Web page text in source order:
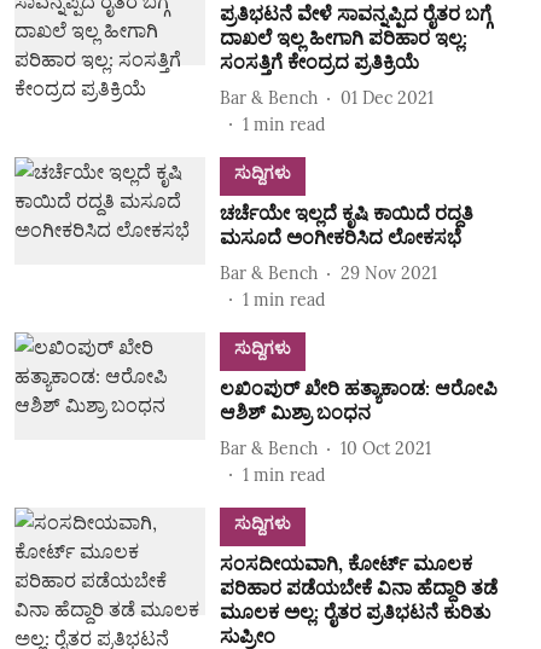
ಪ್ರತಿಭಟನೆ ವೇಳೆ ಸಾವನ್ನಪ್ಪಿದ ರೈತರ ಬಗ್ಗೆ
ದಾಖಲೆ ಇಲ್ಲ ಹೀಗಾಗಿ ಪರಿಹಾರ ಇಲ್ಲ:
ಸಂಸತ್ತಿಗೆ ಕೇಂದ್ರದ ಪ್ರತಿಕ್ರಿಯೆ
Bar & Bench
01 Dec 2021
1 min read
ಸುದ್ದಿಗಳು
ಚರ್ಚೆಯೇ ಇಲ್ಲದೆ ಕೃಷಿ ಕಾಯಿದೆ ರದ್ದತಿ
ಮಸೂದೆ ಅಂಗೀಕರಿಸಿದ ಲೋಕಸಭೆ
Bar & Bench
29 Nov 2021
1 min read
ಸುದ್ದಿಗಳು
ಲಖಿಂಪುರ್ ಖೇರಿ ಹತ್ಯಾಕಾಂಡ: ಆರೋಪಿ
ಆಶಿಶ್ ಮಿಶ್ರಾ ಬಂಧನ
Bar & Bench
10 Oct 2021
1 min read
ಸುದ್ದಿಗಳು
ಸಂಸದೀಯವಾಗಿ, ಕೋರ್ಟ್‌ ಮೂಲಕ
ಪರಿಹಾರ ಪಡೆಯಬೇಕೆ ವಿನಾ ಹೆದ್ದಾರಿ ತಡೆ
ಮೂಲಕ ಅಲ್ಲ: ರೈತರ ಪ್ರತಿಭಟನೆ ಕುರಿತು
ಸುಪ್ರೀಂ